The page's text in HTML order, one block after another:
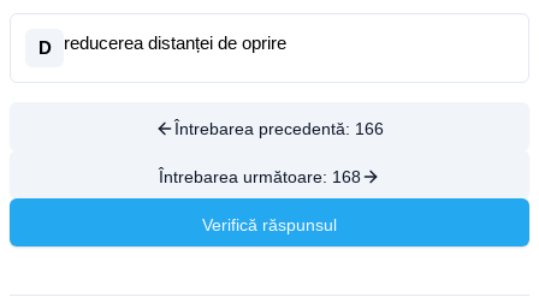
D reducerea distanței de oprire
Întrebarea precedentă: 166
Întrebarea următoare: 168
Verifică răspunsul